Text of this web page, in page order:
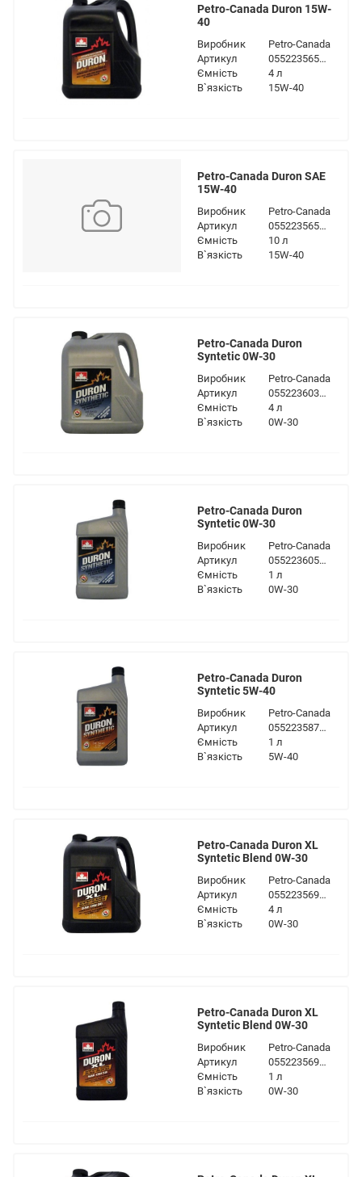
Petro-Canada Duron 15W-
40
Виробник
Petro-Canada
Артикул
055223565133
Ємність
4 л
В`язкість
15W-40
Petro-Canada Duron SAE
15W-40
Виробник
Petro-Canada
Артикул
055223565461
Ємність
10 л
В`язкість
15W-40
Petro-Canada Duron
Syntetic 0W-30
Виробник
Petro-Canada
Артикул
055223603132
Ємність
4 л
В`язкість
0W-30
Petro-Canada Duron
Syntetic 0W-30
Виробник
Petro-Canada
Артикул
055223605396
Ємність
1 л
В`язкість
0W-30
Petro-Canada Duron
Syntetic 5W-40
Виробник
Petro-Canada
Артикул
055223587395
Ємність
1 л
В`язкість
5W-40
Petro-Canada Duron XL
Syntetic Blend 0W-30
Виробник
Petro-Canada
Артикул
055223569131
Ємність
4 л
В`язкість
0W-30
Petro-Canada Duron XL
Syntetic Blend 0W-30
Виробник
Petro-Canada
Артикул
055223569391
Ємність
1 л
В`язкість
0W-30